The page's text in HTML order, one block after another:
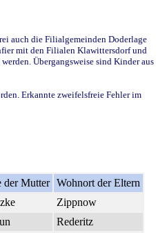
auch die Filialgemeinden Doderlage
mit den Filialen Klawittersdorf und
Übergangsweise sind Kinder aus
Erkannte zweifelsfreie Fehler im
der Mutter Wohnort der Eltern
Zippnow
Rederitz